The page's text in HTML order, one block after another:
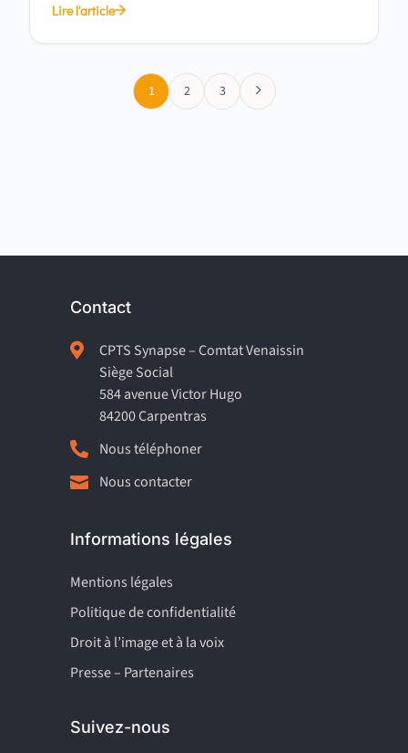
Lire l'article
1 2 3 5
Contact

CPTS Synapse – Comtat Venaissin
Siège Social
584 avenue Victor Hugo
84200 Carpentras
 Nous téléphoner
 Nous contacter
Informations légales
Mentions légales
Politique de confidentialité
Droit à l’image et à la voix
Presse – Partenaires
Suivez-nous